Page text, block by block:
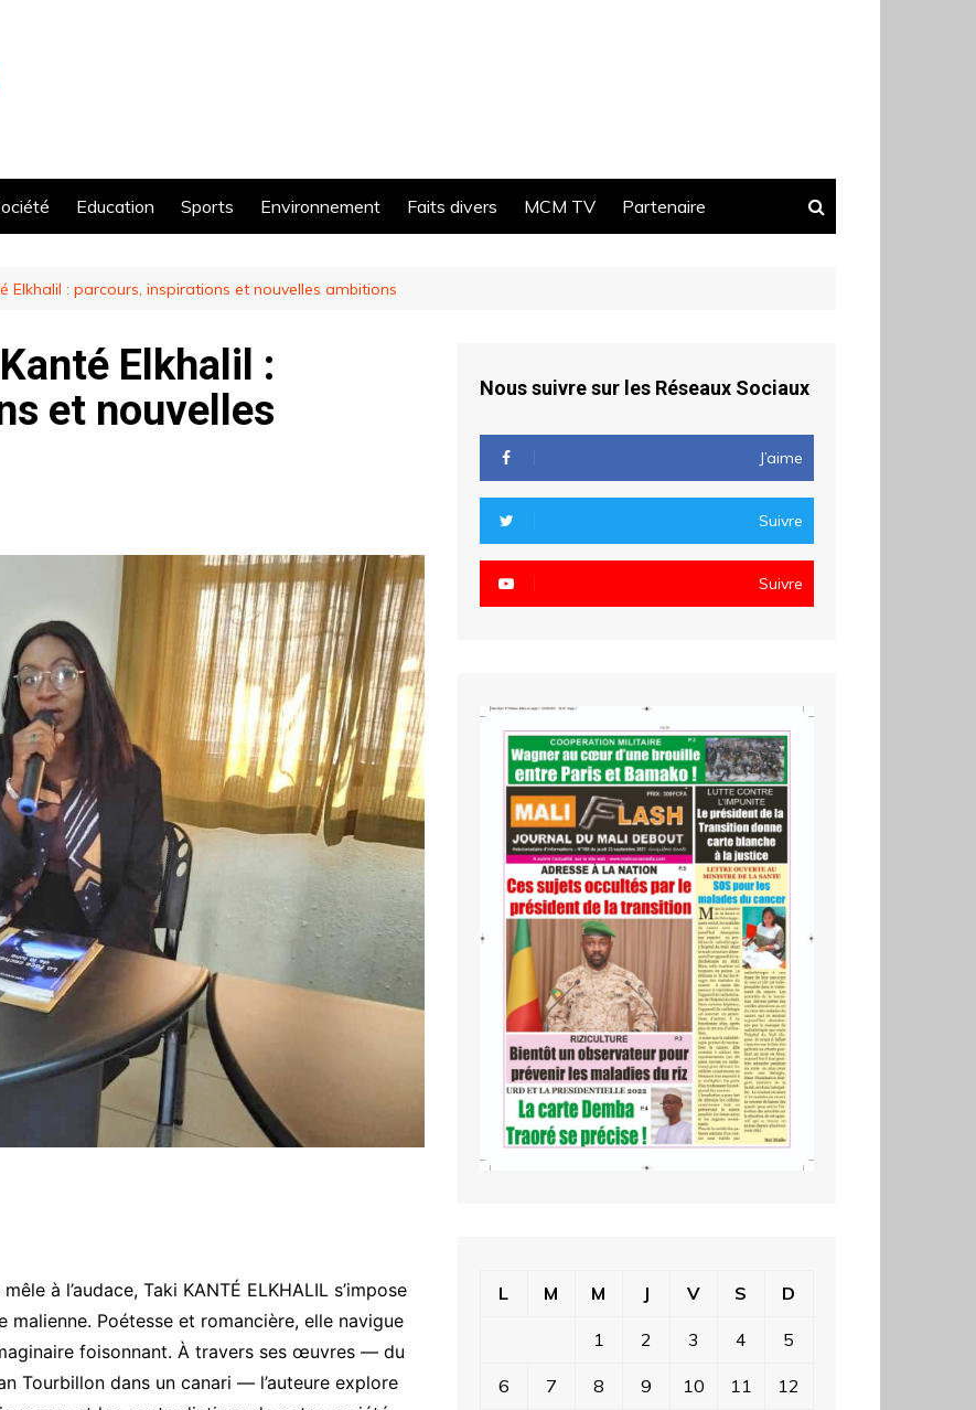
Education Sports Environnement Faits divers MCM TV Partenaire
Elkhalil : parcours, inspirations et nouvelles ambitions
Elkhalil :
et nouvelles
à l’audace, Taki KANTÉ ELKHALIL s’impose
malienne. Poétesse et romancière, elle navigue
foisonnant. À travers ses œuvres — du
Tourbillon dans un canari — l’auteure explore
Nous suivre sur les Réseaux Sociaux
J’aime
Suivre
Suivre
L M M J V S D
1 2 3 4 5
6 7 8 9 10 11 12